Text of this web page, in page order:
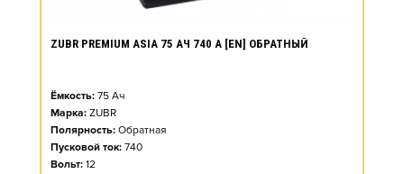
ZUBR PREMIUM ASIA 75 АЧ 740 А [EN] ОБРАТНЫЙ
Ёмкость: 75 Ач
Марка: ZUBR
Полярность: Обратная
Пусковой ток: 740
Вольт: 12